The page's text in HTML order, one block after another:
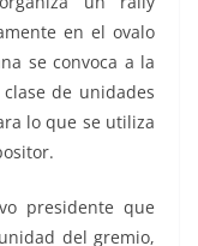
en el ovalo
se convoca a la
de unidades
lo que se utiliza
presidente que
del gremio,